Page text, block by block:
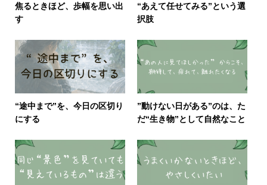
焦るときほど、歩幅を思い出
す
“あえて任せてみる”という選
択肢
“途中まで”を、今日の区切り
にする
”動けない日がある”のは、た
だ“生き物”として自然なこと